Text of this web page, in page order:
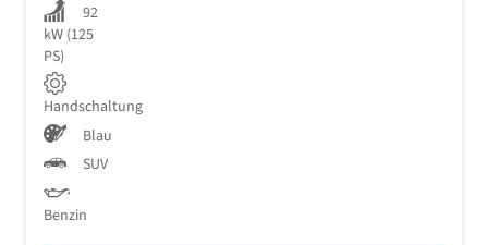
92
kW (125
PS)
Handschaltung
Blau
SUV
Benzin